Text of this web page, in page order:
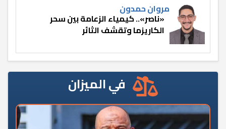
مروان حمدون
«ناصر».. كيمياء الزعامة بين سحر
الكاريزما وتقشف الثائر
في الميزان